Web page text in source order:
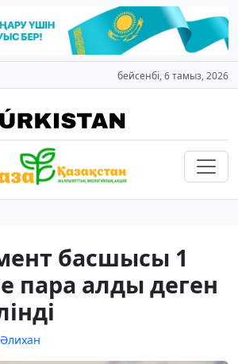
бейсенбі, 6 тамыз, 2026
басшысы 1
пара алды деген